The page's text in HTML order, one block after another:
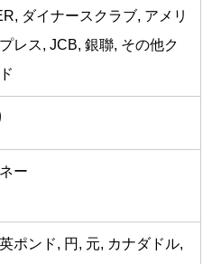
ダイナースクラブ, アメリ
レス, JCB, 銀聯, その他ク
ー
ポンド, 円, 元, カナダドル,